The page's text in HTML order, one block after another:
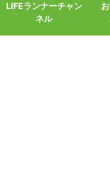
LIFEランナーチャン
ネル